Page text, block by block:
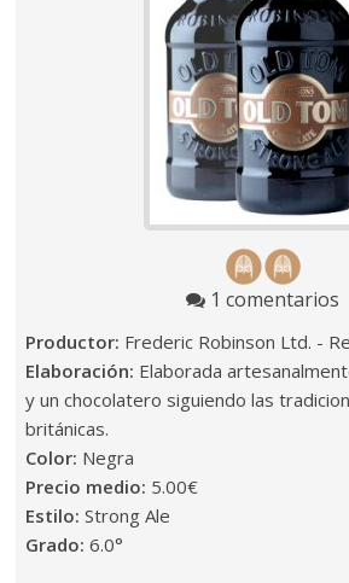
1 comentarios
Productor: Frederic Robinson Ltd. -
Elaboración: Elaborada
y un chocolatero siguiendo las
británicas.
Color: Negra
Precio medio: 5.00€
Estilo: Strong Ale
Grado: 6.0°